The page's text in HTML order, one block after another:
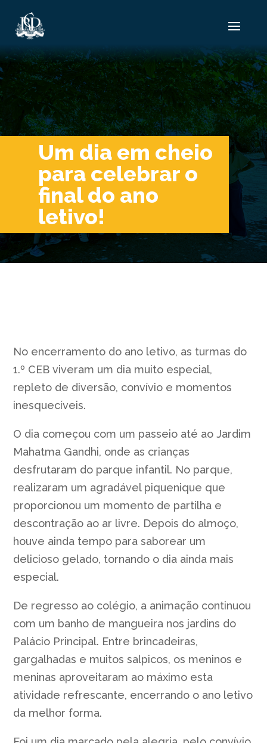
Um dia em cheio
para celebrar o
final do ano
letivo!
No encerramento do ano letivo, as turmas do
1.º CEB viveram um dia muito especial,
repleto de diversão, convívio e momentos
inesquecíveis.
O dia começou com um passeio até ao Jardim
Mahatma Gandhi, onde as crianças
desfrutaram do parque infantil. No parque,
realizaram um agradável piquenique que
proporcionou um momento de partilha e
descontração ao ar livre. Depois do almoço,
houve ainda tempo para saborear um
delicioso gelado, tornando o dia ainda mais
especial.
De regresso ao colégio, a animação continuou
com um banho de mangueira nos jardins do
Palácio Principal. Entre brincadeiras,
gargalhadas e muitos salpicos, os meninos e
meninas aproveitaram ao máximo esta
atividade refrescante, encerrando o ano letivo
da melhor forma.